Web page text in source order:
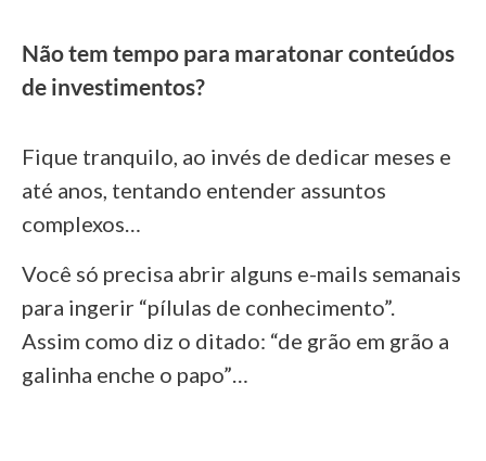
Não tem tempo para maratonar conteúdos
de investimentos?
Fique tranquilo, ao invés de dedicar meses e
até anos, tentando entender assuntos
complexos…
Você só precisa abrir alguns e-mails semanais
para ingerir “pílulas de conhecimento”.
Assim como diz o ditado: “de grão em grão a
galinha enche o papo”…